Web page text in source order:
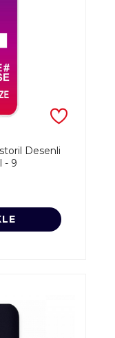
Desenli
- 9